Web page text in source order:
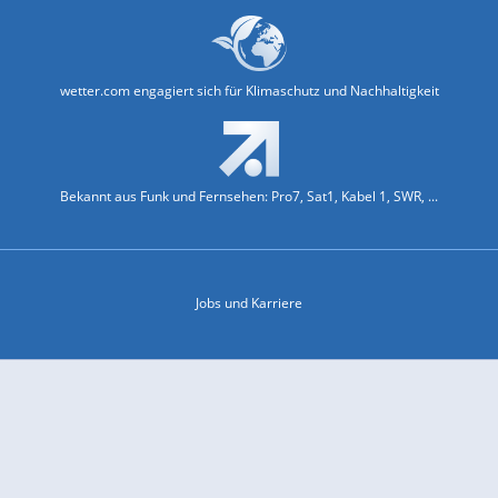
wetter.com engagiert sich für Klimaschutz und Nachhaltigkeit
Bekannt aus Funk und Fernsehen: Pro7, Sat1, Kabel 1, SWR, ...
Jobs und Karriere
Datenschutz & Cookies